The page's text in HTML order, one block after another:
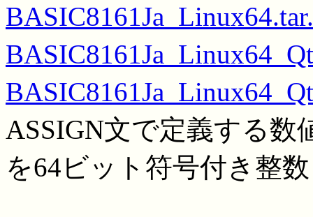
ASSIGN文で定義する
を64ビット符号付き整